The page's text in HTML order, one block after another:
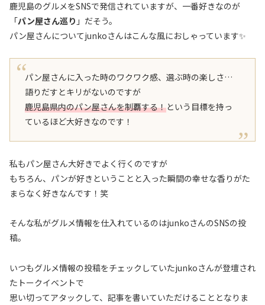
鹿児島のグルメをSNSで発信されていますが、一番好きなのが
「パン屋さん巡り 」だそう。
パン屋さんについてjunkoさんはこんな風におしゃっています✨
パン屋さんに入った時のワクワク感、選ぶ時の楽しさ…
語りだすとキリがないのですが
鹿児島県内のパン屋さんを制覇する！という目標を持っ
ているほど大好きなのです！
私もパン屋さん大好きでよく行くのですが
もちろん、パンが好きということと入った瞬間の幸せな香りがた
まらなく好きなんです！笑
そんな私がグルメ情報を仕入れているのはjunkoさんのSNSの投
稿。
いつもグルメ情報の投稿をチェックしていたjunkoさんが登壇され
たトークイベントで
思い切ってアタックして、記事を書いていただけることとなりま